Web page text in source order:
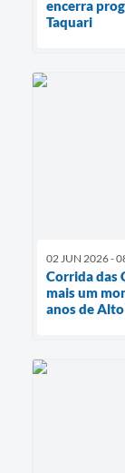
encerra
Taquari
02 JUN 2026 -
Corrida das
mais um
anos de